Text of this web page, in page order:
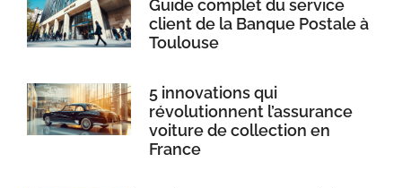
Guide complet du service
client de la Banque Postale à
Toulouse
5 innovations qui
révolutionnent l’assurance
voiture de collection en
France